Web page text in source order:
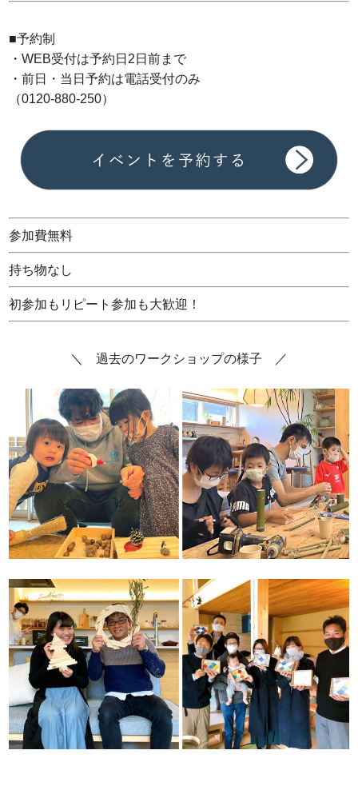
■予約制
・WEB受付は予約日2日前まで
・前日・当日予約は電話受付のみ
（0120-880-250）
参加費無料
持ち物なし
初参加も リピート参加も大歓迎！
＼ 過去のワークショップの様子 ／